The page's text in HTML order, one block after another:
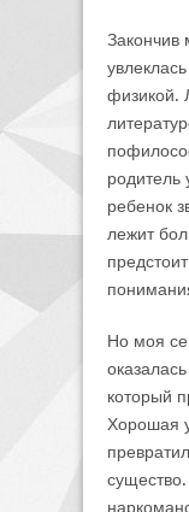
Закончив
физикой.
родитель
ребенок
лежит
Но моя
который
Хорошая